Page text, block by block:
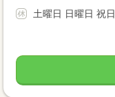
土曜日 日曜日 祝日